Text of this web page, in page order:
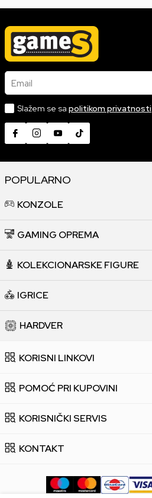
Email
Slažem se sa politikom privatnosti
POPULARNO
KONZOLE
GAMING OPREMA
KOLEKCIONARSKE FIGURE
IGRICE
HARDVER
KORISNI LINKOVI
POMOĆ PRI KUPOVINI
KORISNIČKI SERVIS
KONTAKT